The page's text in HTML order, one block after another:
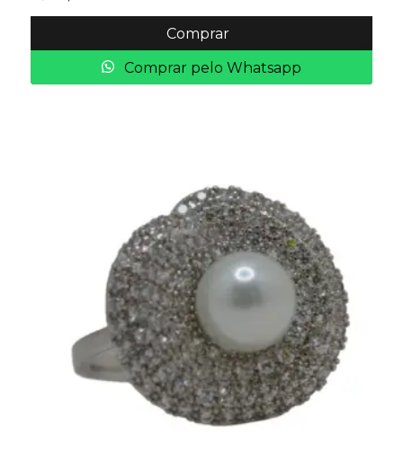
Comprar
Comprar pelo Whatsapp